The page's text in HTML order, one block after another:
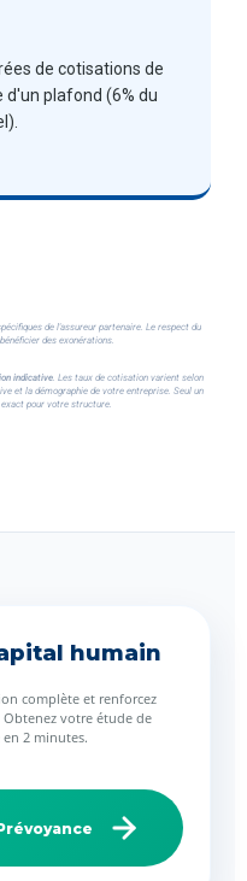
de cotisations de
d'un plafond (6% du
de l'assureur partenaire. Le respect du
des exonérations.
indicative. Les taux de cotisation varient selon
et la démographie de votre entreprise. Seul un
pour votre structure.
humain
complète et renforcez
votre étude de
2 minutes.